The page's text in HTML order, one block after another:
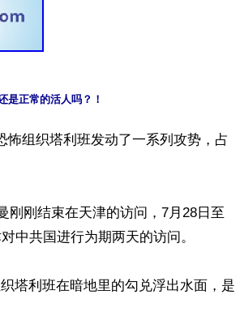
是正常的活人吗？！
怖组织塔利班发动了一系列攻势，占
刚刚结束在天津的访问，7月28日至
中共国进行为期两天的访问。
塔利班在暗地里的勾兑浮出水面，是